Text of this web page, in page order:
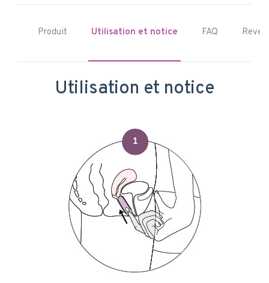
Produit Utilisation et notice FAQ
Utilisation et notice